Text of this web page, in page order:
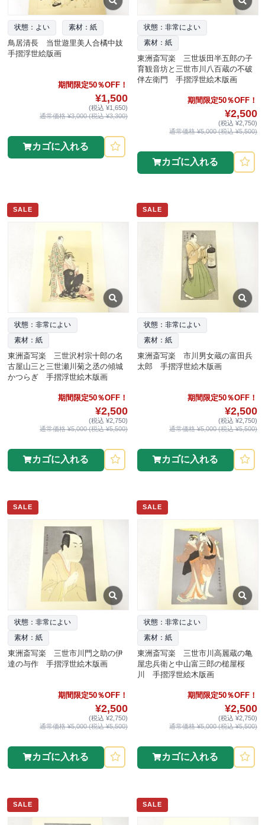
状態：よい 素材：紙
鳥居清長 当世遊里美人合橘中妓
手摺浮世絵版画
期間限定50％OFF！
¥1,500
(税込 ¥1,650)
通常価格 ¥3,000 (税込 ¥3,300)
カゴに入れる
状態：非常によい
素材：紙
東洲斎写楽 三世坂田半五郎の子
育観音坊と三世市川八百蔵の不破
伴左衛門 手摺浮世絵木版画
期間限定50％OFF！
¥2,500
(税込 ¥2,750)
通常価格 ¥5,000 (税込 ¥5,500)
カゴに入れる
SALE
状態：非常によい
素材：紙
東洲斎写楽 三世沢村宗十郎の名
古屋山三と三世瀬川菊之丞の傾城
かつらぎ 手摺浮世絵木版画
期間限定50％OFF！
¥2,500
(税込 ¥2,750)
通常価格 ¥5,000 (税込 ¥5,500)
カゴに入れる
SALE
状態：非常によい
素材：紙
東洲斎写楽 市川男女蔵の富田兵
太郎 手摺浮世絵木版画
期間限定50％OFF！
¥2,500
(税込 ¥2,750)
通常価格 ¥5,000 (税込 ¥5,500)
カゴに入れる
SALE
状態：非常によい
素材：紙
東洲斎写楽 三世市川門之助の伊
達の与作 手摺浮世絵木版画
期間限定50％OFF！
¥2,500
(税込 ¥2,750)
通常価格 ¥5,000 (税込 ¥5,500)
カゴに入れる
SALE
状態：非常によい
素材：紙
東洲斎写楽 三世市川高麗蔵の亀
屋忠兵衛と中山富三郎の槌屋桜
川 手摺浮世絵木版画
期間限定50％OFF！
¥2,500
(税込 ¥2,750)
通常価格 ¥5,000 (税込 ¥5,500)
カゴに入れる
SALE SALE